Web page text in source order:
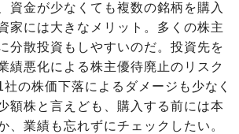
資金が少なくても複数の銘柄を購入
家には大きなメリット。多くの株主
分散投資もしやすいのだ。投資先を
績悪化による株主優待廃止のリスク
の株価下落によるダメージも少なく
額株と言えども、購入する前には本
、業績も忘れずにチェックしたい。